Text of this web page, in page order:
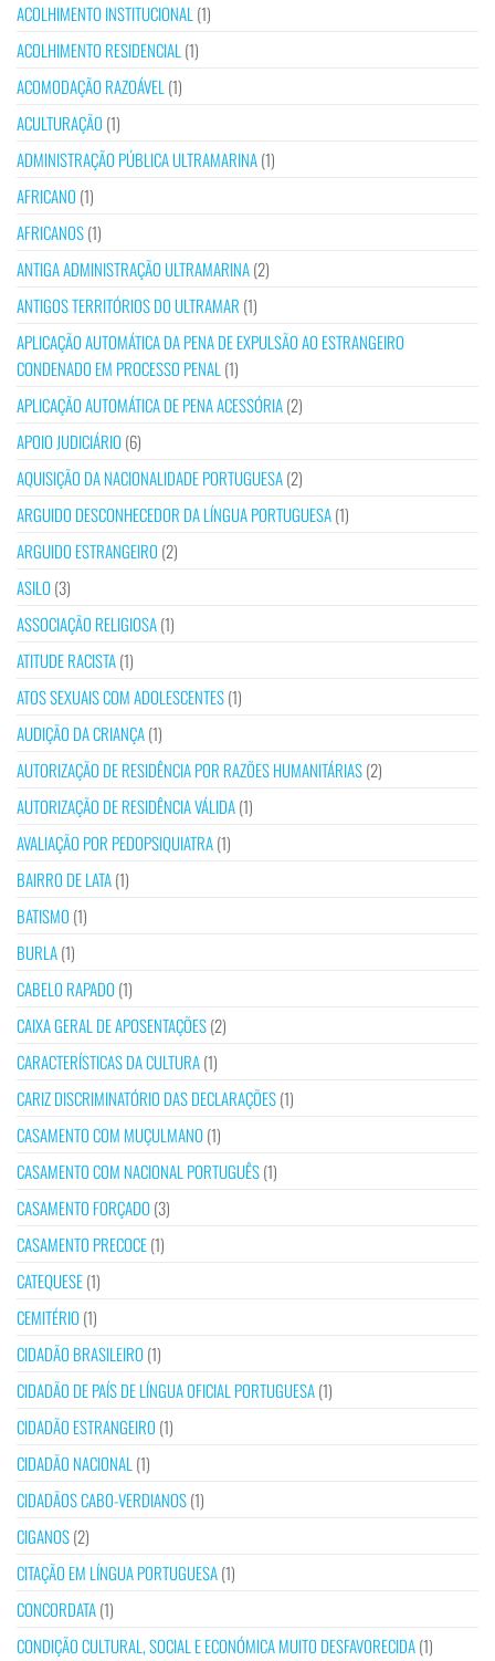
ACOLHIMENTO INSTITUCIONAL (1)
ACOLHIMENTO RESIDENCIAL (1)
ACOMODAÇÃO RAZOÁVEL (1)
ACULTURAÇÃO (1)
ADMINISTRAÇÃO PÚBLICA ULTRAMARINA(1)
AFRICANO (1)
AFRICANOS(1)
ANTIGA ADMINISTRAÇÃO ULTRAMARINA(2)
ANTIGOS TERRITÓRIOS DO ULTRAMAR (1)
APLICAÇÃO AUTOMÁTICA DA PENA DE EXPULSÃO AO ESTRANGEIRO
CONDENADO EM PROCESSO PENAL (1)
APLICAÇÃO AUTOMÁTICA DE PENA ACESSÓRIA(2)
APOIO JUDICIÁRIO (6)
AQUISIÇÃO DA NACIONALIDADE PORTUGUESA(2)
ARGUIDO DESCONHECEDOR DA LÍNGUA PORTUGUESA(1)
ARGUIDO ESTRANGEIRO (2)
ASILO (3)
ASSOCIAÇÃO RELIGIOSA(1)
ATITUDE RACISTA(1)
ATOS SEXUAIS COM ADOLESCENTES(1)
AUDIÇÃO DA CRIANÇA(1)
AUTORIZAÇÃO DE RESIDÊNCIA POR RAZÕES HUMANITÁRIAS(2)
AUTORIZAÇÃO DE RESIDÊNCIA VÁLIDA(1)
AVALIAÇÃO POR PEDOPSIQUIATRA(1)
BAIRRO DE LATA(1)
BATISMO (1)
BURLA(1)
CABELO RAPADO (1)
CAIXA GERAL DE APOSENTAÇÕES(2)
CARACTERÍSTICAS DA CULTURA(1)
CARIZ DISCRIMINATÓRIO DAS DECLARAÇÕES(1)
CASAMENTO COM MUÇULMANO (1)
CASAMENTO COM NACIONAL PORTUGUÊS(1)
CASAMENTO FORÇADO (3)
CASAMENTO PRECOCE(1)
CATEQUESE(1)
CEMITÉRIO (1)
CIDADÃO BRASILEIRO (1)
CIDADÃO DE PAÍS DE LÍNGUA OFICIAL PORTUGUESA(1)
CIDADÃO ESTRANGEIRO (1)
CIDADÃO NACIONAL (1)
CIDADÃOS CABO-VERDIANOS(1)
CIGANOS(2)
CITAÇÃO EM LÍNGUA PORTUGUESA(1)
CONCORDATA(1)
CONDIÇÃO CULTURAL, SOCIAL E ECONÓMICA MUITO DESFAVORECIDA(1)